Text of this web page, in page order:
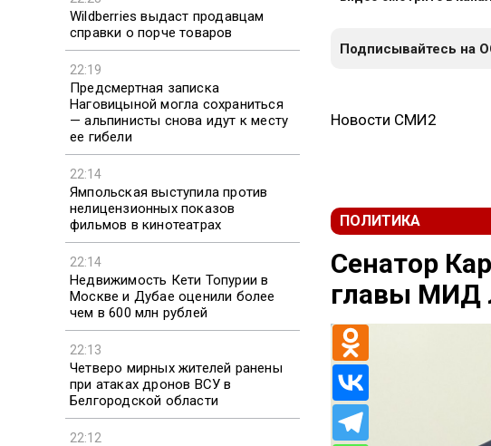
Wildberries выдаст продавцам
справки о порче товаров
22:19
Предсмертная записка
Наговицыной могла сохраниться
— альпинисты снова идут к месту
ее гибели
22:14
Ямпольская выступила против
нелицензионных показов
фильмов в кинотеатрах
22:14
Недвижимость Кети Топурии в
Москве и Дубае оценили более
чем в 600 млн рублей
22:13
Четверо мирных жителей ранены
при атаках дронов ВСУ в
Белгородской области
22:12
Подписывайтесь на
Новости СМИ2
ПОЛИТИКА
Сенатор
главы МИД